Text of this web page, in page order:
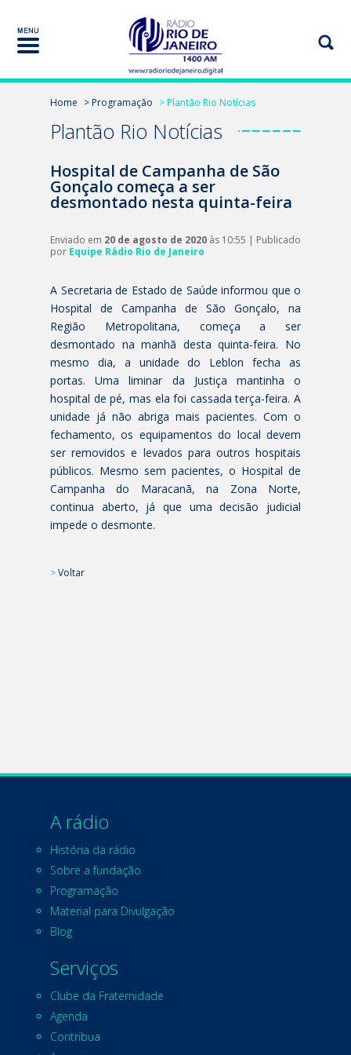
Home > Programação > Plantão Rio Notícias
Plantão Rio Notícias
Hospital de Campanha de São
Gonçalo começa a ser
desmontado nesta quinta-feira
Enviado em 20 de agosto de 2020 às 10:55 | Publicado
por Equipe Rádio Rio de Janeiro
A Secretaria de Estado de Saúde informou que o
Hospital de Campanha de São Gonçalo, na
Região Metropolitana, começa a ser
desmontado na manhã desta quinta-feira. No
mesmo dia, a unidade do Leblon fecha as
portas. Uma liminar da Justiça mantinha o
hospital de pé, mas ela foi cassada terça-feira. A
unidade já não abriga mais pacientes. Com o
fechamento, os equipamentos do local devem
ser removidos e levados para outros hospitais
públicos. Mesmo sem pacientes, o Hospital de
Campanha do Maracanã, na Zona Norte,
continua aberto, já que uma decisão judicial
impede o desmonte.
>Voltar
A rádio
História da rádio
Sobre a fundação
Programação
Material para Divulgação
Blog
Serviços
Clube da Fraternidade
Agenda
Contribua